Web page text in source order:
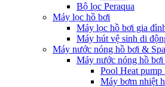
Bộ lọc Peraqua
Máy lọc hồ bơi
Máy lọc hồ bơi gia
Máy hút vệ sinh di
Máy nước nóng hồ bơi & Spa
Máy nước nóng hồ
Pool Heat pump
Máy bơm nhiệt